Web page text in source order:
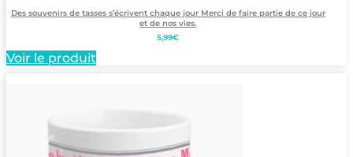
Des souvenirs de tasses s’écrivent chaque jour Merci de faire partie de ce jour
et de nos vies.
5,99€
Voir le produit